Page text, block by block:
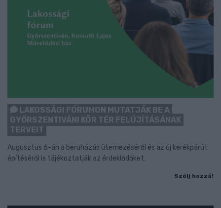
LAKOSSÁGI FÓRUMON MUTATJÁK BE A
GYŐRSZENTIVÁNI KÖR TÉR FELÚJÍTÁSÁNAK
TERVEIT
Augusztus 6-án a beruházás ütemezéséről és az új kerékpárút
építéséről is tájékoztatják az érdeklődőket.
Szólj hozzá!